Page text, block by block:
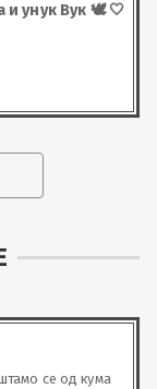
и унук Вук 🕊️ 🤍
се од кума